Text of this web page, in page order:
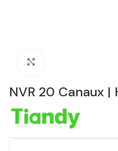
NVR 20 Canaux |